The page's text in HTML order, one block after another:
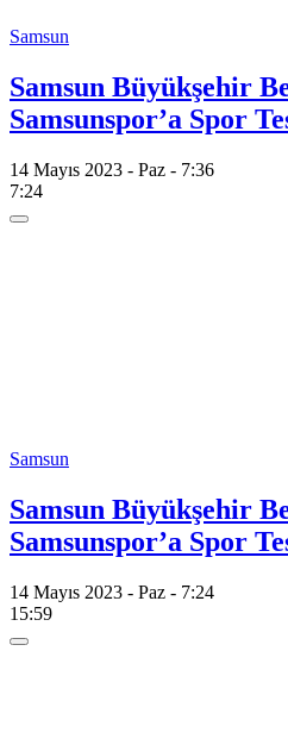
Samsun
Samsun Büyükşehir
Samsunspor’a Spor
14 Mayıs 2023 - Paz - 7:36
7:24
Samsun
Samsun Büyükşehir
Samsunspor’a Spor
14 Mayıs 2023 - Paz - 7:24
15:59